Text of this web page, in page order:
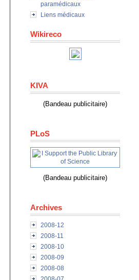
paramédicaux
Liens médicaux
Wikireco
KIVA
(Bandeau publicitaire)
PLoS
(Bandeau publicitaire)
Archives
2008-12
2008-11
2008-10
2008-09
2008-08